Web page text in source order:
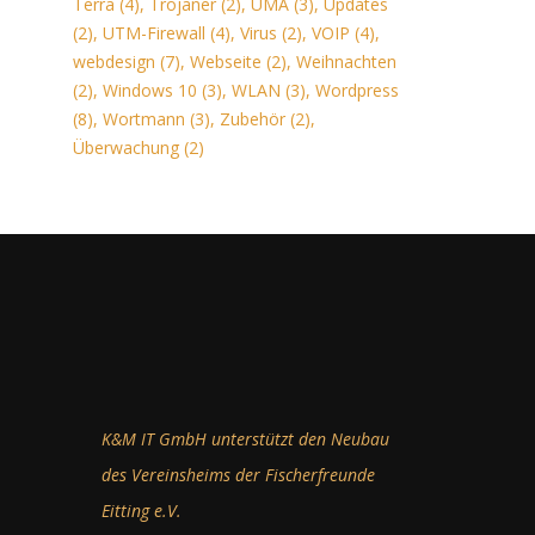
(2), UTM-Firewall (4), Virus (2), VOIP (4),
webdesign (7), Webseite (2), Weihnachten
(2), Windows 10 (3), WLAN (3), Wordpress
(8), Wortmann (3), Zubehör(2),
Überwachung(2)
K&M IT GmbH unterstützt den Neubau
des Vereinsheims der Fischerfreunde
Eitting e.V.